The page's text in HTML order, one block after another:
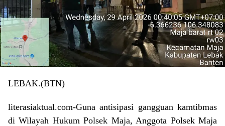
LEBAK.(BTN)
literasiaktual.com-Guna antisipasi gangguan kamtibmas
di Wilayah Hukum Polsek Maja, Anggota Polsek Maja